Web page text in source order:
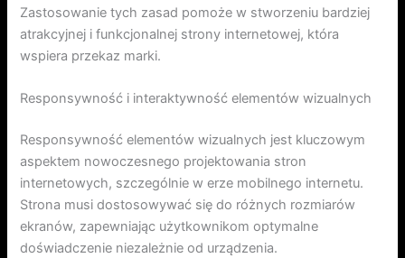
Zastosowanie tych zasad pomoże w stworzeniu bardziej
atrakcyjnej i funkcjonalnej strony internetowej, która
wspiera przekaz marki.
Responsywność i interaktywność elementów wizualnych
Responsywność elementów wizualnych jest kluczowym
aspektem nowoczesnego projektowania stron
internetowych, szczególnie w erze mobilnego internetu.
Strona musi dostosowywać się do różnych rozmiarów
ekranów, zapewniając użytkownikom optymalne
doświadczenie niezależnie od urządzenia.